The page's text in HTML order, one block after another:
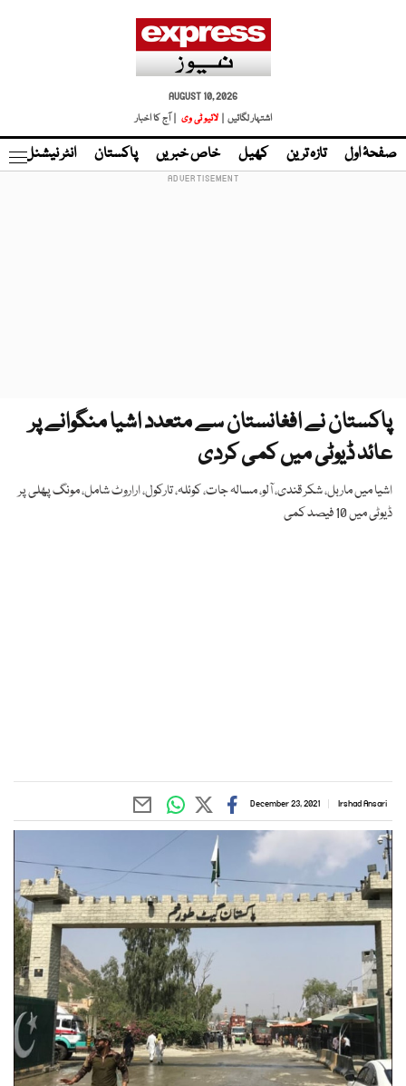
AUGUST 10, 2026
اشتہار لگائیں |
لائیو ٹی وی | آج کا اخبار
صفحۂ اول تازہ ترین کھیل خاص خبریں پاکستان انٹر نیشنل
پاکستان نے افغانستان سے متعدد اشیا منگوانے پر
عائد ڈیوٹی میں کمی کردی
اشیا میں ماربل، شکر قندی، آلو، مسالہ جات، کوئلہ، تارکول، اراروٹ شامل، مونگ پھلی پر
ڈیوٹی میں 10 فیصد کمی
Irshad Ansari
December 23, 2021